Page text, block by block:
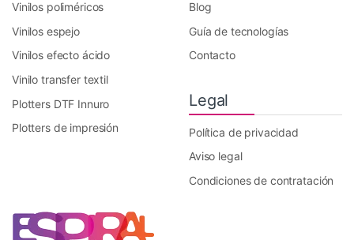
Vinilos poliméricos
Vinilos espejo
Vinilos efecto ácido
Vinilo transfer textil
Plotters DTF Innuro
Plotters de impresión
Blog
Guía de tecnologías
Contacto
Legal
Política de privacidad
Aviso legal
Condiciones de contratación